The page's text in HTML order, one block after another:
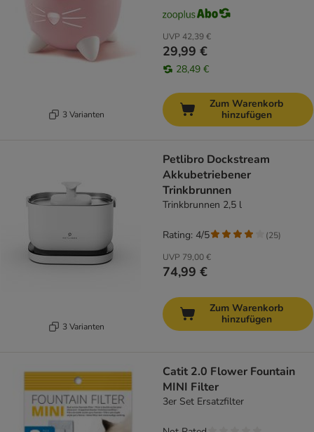
3 Varianten
UVP 42,39 €
29,99 €
28,49 €
Zum Warenkorb
hinzufügen
3 Varianten
Petlibro Dockstream
Akkubetriebener
Trinkbrunnen
Trinkbrunnen 2,5 l
UVP 79,00 €
74,99 €
Rating: 4/5 (25)
Zum Warenkorb
hinzufügen
Catit 2.0 Flower Fountain
MINI Filter
3er Set Ersatzfilter